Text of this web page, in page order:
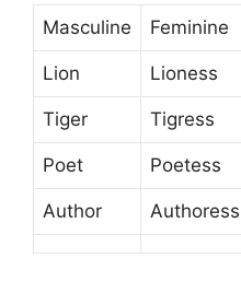
Masculine Feminine
Lion Lioness
Tiger Tigress
Poet Poetess
Author Authoress